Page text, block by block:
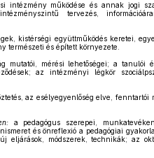
intézmény működése és annak jogi
tervezés,
kistérségi együttműködés keretei,
természeti és épített környezete.
mutatói, mérési lehetőségei; a tanulói
az intézményi légkör
az esélyegyenlőség elve, fenntartói
a pedagógus szerepei,
és önreflexió a pedagógiai
eljárások, módszerek, technikák; az